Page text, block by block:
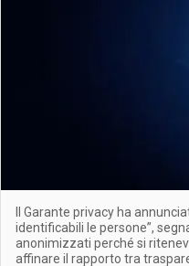
Il Garante privacy ha
identificabili le persone”,
anonimizzati perché si
affinare il rapporto tra